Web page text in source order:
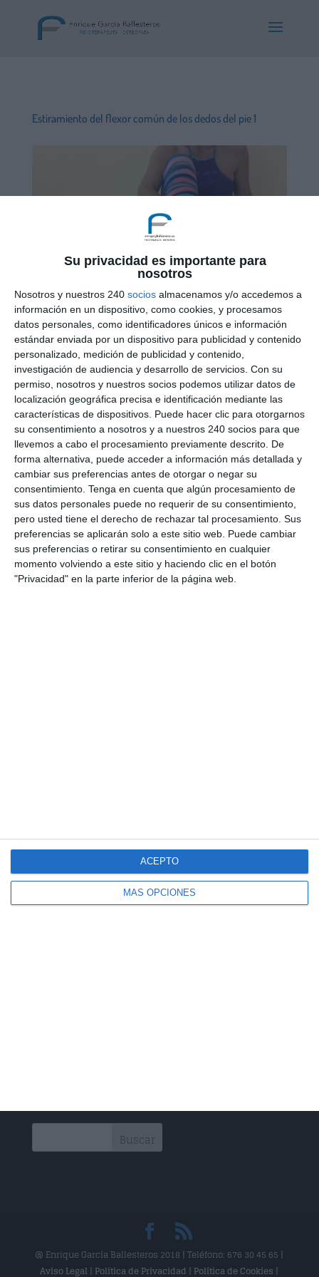
Su privacidad es importante para
nosotros
Nosotros y nuestros 240 socios almacenamos y/o accedemos a
información en un dispositivo, como cookies, y procesamos
datos personales, como identificadores únicos e información
estándar enviada por un dispositivo para publicidad y contenido
personalizado, medición de publicidad y contenido,
investigación de audiencia y desarrollo de servicios. Con su
permiso, nosotros y nuestros socios podemos utilizar datos de
localización geográfica precisa e identificación mediante las
características de dispositivos. Puede hacer clic para otorgarnos
su consentimiento a nosotros y a nuestros 240 socios para que
llevemos a cabo el procesamiento previamente descrito. De
forma alternativa, puede acceder a información más detallada y
cambiar sus preferencias antes de otorgar o negar su
consentimiento. Tenga en cuenta que algún procesamiento de
sus datos personales puede no requerir de su consentimiento,
pero usted tiene el derecho de rechazar tal procesamiento. Sus
preferencias se aplicarán solo a este sitio web. Puede cambiar
sus preferencias o retirar su consentimiento en cualquier
momento volviendo a este sitio y haciendo clic en el botón
"Privacidad" en la parte inferior de la página web.
MÁS OPCIONES
ACEPTO
Estiramiento del flexor común de los dedos del pie 1
Servicios
Drenaje Linfático
Masaje Deportivo
Masaje terapéutico
Osteopatía Craneal
Osteopatía Estructural
Osteopatía Infantil
Osteopatía Visceral
Rehabilitación
Técnica Miofascial
Masaje Deportivo
Osteopatía Craneal
Osteopatía Estructural
@ Enrique García Ballesteros 2018 | Teléfono: 676 30 45 65 |
Aviso Legal | Política de Privacidad | Política de Cookies |